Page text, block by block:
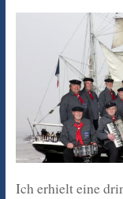
Ich erhielt eine